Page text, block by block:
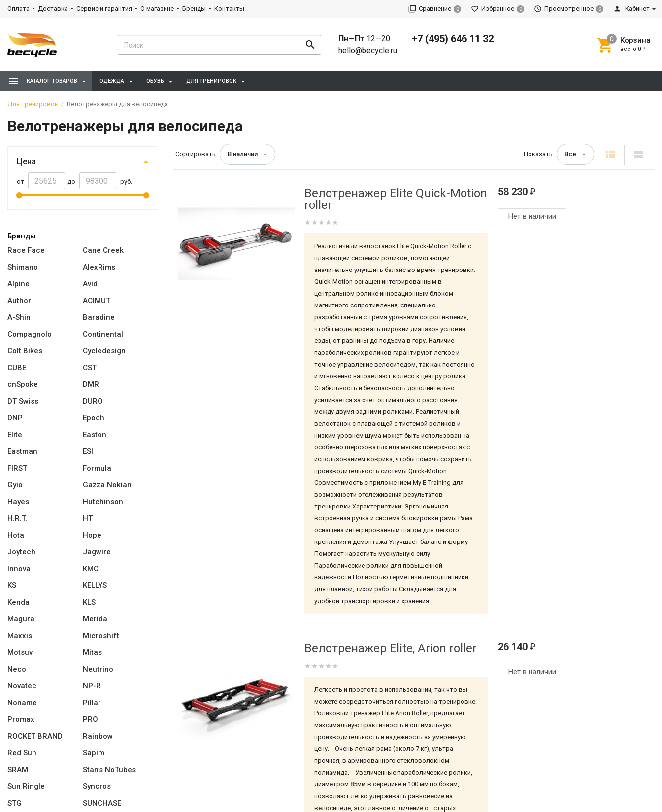
Оплата Доставка Сервис и гарантия О магазине Бренды Контакты Сравнение 0 Избранное 0 Просмотренное 0 Кабинет
Пн—Пт 12—20
hello@becycle.ru
+7 (495) 646 11 32 Корзина
всего 0 ₽
КАТАЛОГ ТОВАРОВ ОДЕЖДА ОБУВЬ ДЛЯ ТРЕНИРОВОК
Для тренировок Велотренажеры для велосипеда
Велотренажеры для велосипеда
Цена
от до руб.
Бренды
Race Face
Cane Creek
Shimano
AlexRims
Alpine
Avid
Author
ACIMUT
A-Shin
Baradine
Compagnolo
Continental
Colt Bikes
Cycledesign
CUBE
CST
cnSpoke
DMR
DT Swiss
DURO
DNP
Epoch
Elite
Easton
Eastman
ESI
FIRST
Formula
Gyio
Gazza Nokian
Hayes
Hutchinson
H.R.T.
HT
Hota
Hope
Joytech
Jagwire
Innova
KMC
KS
KELLYS
Kenda
KLS
Magura
Merida
Maxxis
Microshift
Motsuv
Mitas
Neco
Neutrino
Novatec
NP-R
Noname
Pillar
Promax
PRO
ROCKET BRAND
Rainbow
Red Sun
Sapim
SRAM
Stan’s NoTubes
Sun Ringle
Syncros
STG
SUNCHASE
Сортировать: В наличии Показать: Все
Велотренажер Elite Quick-Motion
roller
Реалистичный велостанок Elite Quick-Motion Roller с
плавающей системой роликов, помогающей
значительно улучшить баланс во время тренировки.
Quick-Motion оснащен интегрированным в
центральном ролике инновационным блоком
магнитного сопротивления, специально
разработанный с тремя уровнями сопротивления,
чтобы моделировать широкий диапазон условий
езды, от равнины до подъема в гору. Наличие
параболических роликов гарантируют легкое и
точное управление велосипедом, так как постоянно
и мгновенно направляют колесо к центру ролика.
Стабильность и безопасность дополнительно
усиливается за счет оптимального расстояния
между двумя задними роликами. Реалистичный
велостанок с плавающей с тистемой роликов и
низким уровнем шума может быть использован на
особенно шероховатых или мягких поверхностях с
использованием коврика, чтобы помочь сохранить
производительность системы Quick-Motion.
Совместимость с приложением My E-Training для
возможности отслеживания результатов
тренировки Характеристики: Эргономичная
встроенная ручка и система блокировки рамы Рама
оснащена интегрированным шагом для легкого
крепления и демонтажа Улучшает баланс и форму
Помогает нарастить мускульную силу
Параболические ролики для повышенной
надежности Полностью герметичные подшипники
для плавной, тихой работы Складывается для
удобной транспортировки и хранения
58 230 ₽
Нет в наличии
Велотренажер Elite, Arion roller
Легкость и простота в использовании, так что вы
можете сосредоточиться полностью на тренировке.
Роликовый тренажер Elite Arion Roller, предлагает
максимальную практичность и оптимальную
производительность и надежность за умеренную
цену. Очень легкая рама (около 7 кг), ультра
прочная, в армированного стекловолокном
полиамида. Увеличенные параболические ролики,
диаметром 85мм в середине и 100 мм по бокам,
позволяют легко удерживать равновесие на
велосипеде, это главное отличение от старых
26 140 ₽
Нет в наличии